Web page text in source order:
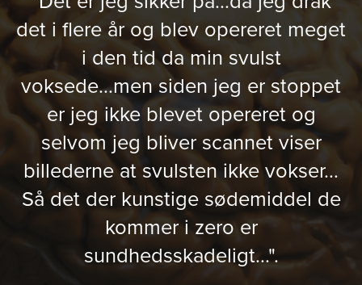
det i flere år og blev opereret meget
i den tid da min svulst
voksede...men siden jeg er stoppet
er jeg ikke blevet opereret og
selvom jeg bliver scannet viser
billederne at svulsten ikke vokser...
Så det der kunstige sødemiddel de
kommer i zero er
sundhedsskadeligt...".